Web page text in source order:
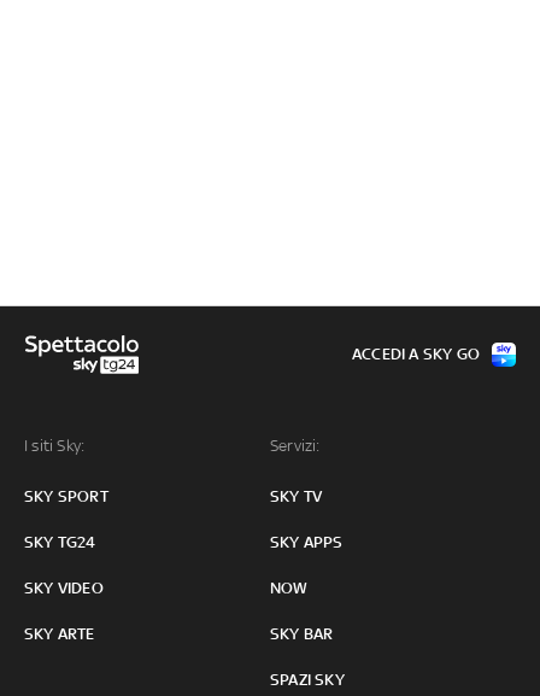
I siti Sky:
SKY SPORT
SKY TG24
SKY VIDEO
SKY ARTE
Servizi:
SKY TV
SKY APPS
NOW
SKY BAR
SPAZI SKY
ACCEDI A SKY GO